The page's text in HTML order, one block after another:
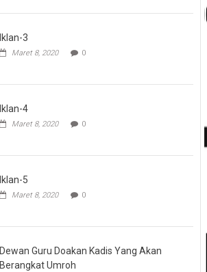
Iklan-3
Maret 8, 2020 0
Iklan-4
Maret 8, 2020 0
Iklan-5
Maret 8, 2020 0
Dewan Guru Doakan Kadis Yang Akan
Berangkat Umroh